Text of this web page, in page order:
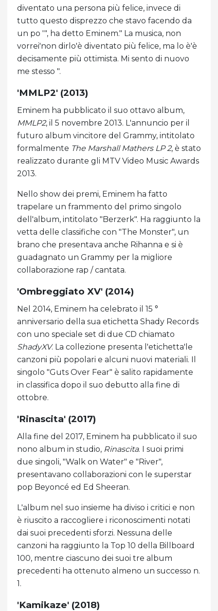
diventato una persona più felice, invece di
tutto questo disprezzo che stavo facendo da
un po '", ha detto Eminem." La musica, non
vorrei'non dirlo'è diventato più felice, ma lo è'è
decisamente più ottimista. Mi sento di nuovo
me stesso ".
'MMLP2' (2013)
Eminem ha pubblicato il suo ottavo album,
MMLP2, il 5 novembre 2013. L'annuncio per il
futuro album vincitore del Grammy, intitolato
formalmente The Marshall Mathers LP 2, è stato
realizzato durante gli MTV Video Music Awards
2013.
Nello show dei premi, Eminem ha fatto
trapelare un frammento del primo singolo
dell'album, intitolato "Berzerk". Ha raggiunto la
vetta delle classifiche con "The Monster", un
brano che presentava anche Rihanna e si è
guadagnato un Grammy per la migliore
collaborazione rap / cantata.
'Ombreggiato XV' (2014)
Nel 2014, Eminem ha celebrato il 15 °
anniversario della sua etichetta Shady Records
con uno speciale set di due CD chiamato
ShadyXV. La collezione presenta l'etichetta'le
canzoni più popolari e alcuni nuovi materiali. Il
singolo "Guts Over Fear" è salito rapidamente
in classifica dopo il suo debutto alla fine di
ottobre.
'Rinascita' (2017)
Alla fine del 2017, Eminem ha pubblicato il suo
nono album in studio, Rinascita. I suoi primi
due singoli, "Walk on Water" e "River",
presentavano collaborazioni con le superstar
pop Beyoncé ed Ed Sheeran.
L'album nel suo insieme ha diviso i critici e non
è riuscito a raccogliere i riconoscimenti notati
dai suoi precedenti sforzi. Nessuna delle
canzoni ha raggiunto la Top 10 della Billboard
100, mentre ciascuno dei suoi tre album
precedenti ha ottenuto almeno un successo n.
1.
'Kamikaze' (2018)